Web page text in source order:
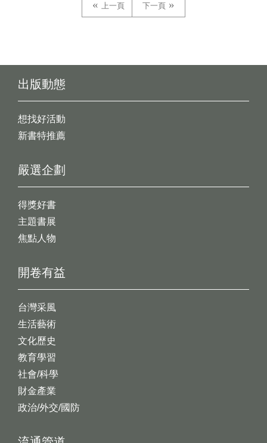
上一頁 下一頁
出版動態
想找好活動
新書特推薦
開卷有益
台灣采風
生活藝術
文化歷史
教育學習
社會/科學
財金產業
政治/外交/國防
嚴選企劃
得獎好書
主題書展
焦點人物